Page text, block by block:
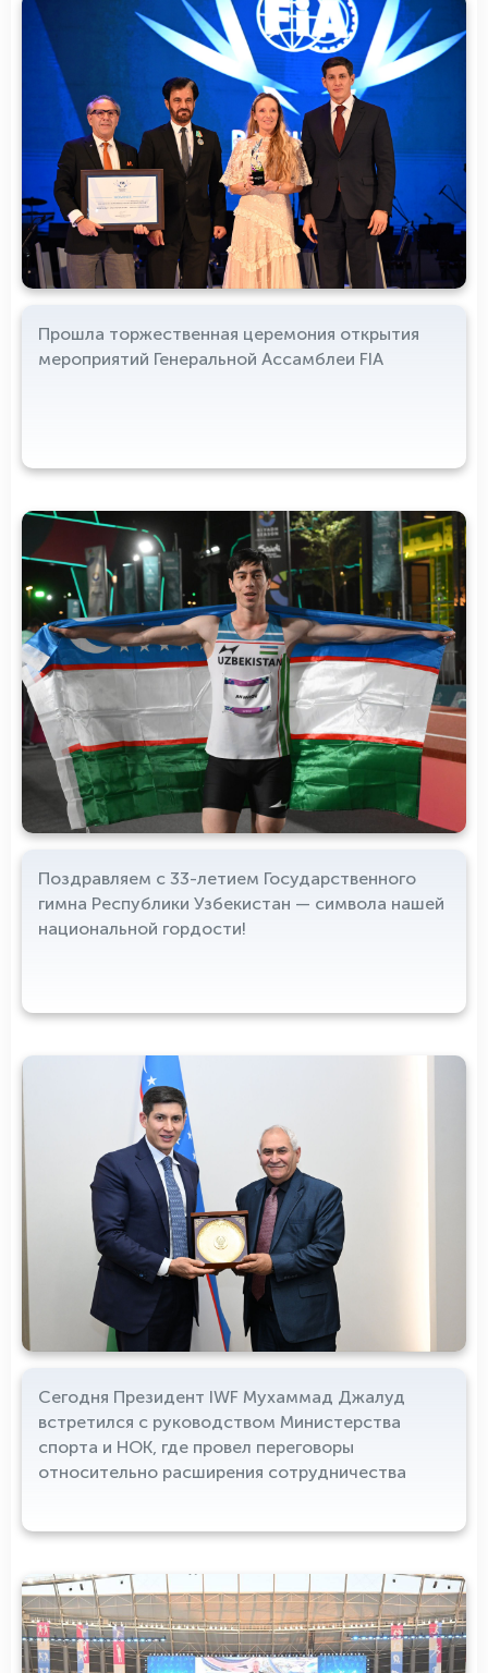
Прошла торжественная церемония открытия
мероприятий Генеральной Ассамблеи FIA
Поздравляем с 33-летием Государственного
гимна Республики Узбекистан — символа нашей
национальной гордости!
Сегодня Президент IWF Мухаммад Джалуд
встретился с руководством Министерства
спорта и НОК, где провел переговоры
относительно расширения сотрудничества